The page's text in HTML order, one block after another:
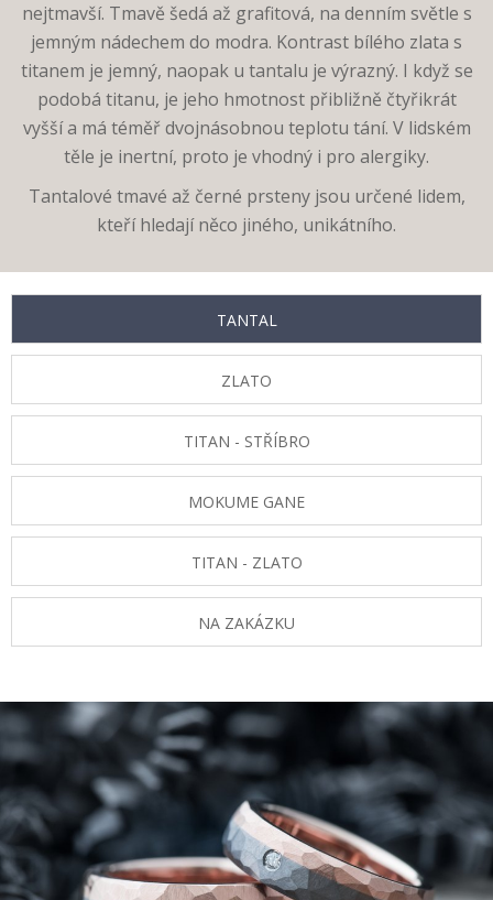
nejtmavší. Tmavě šedá až grafitová, na denním světle s
jemným nádechem do modra. Kontrast bílého zlata s
titanem je jemný, naopak u tantalu je výrazný. I když se
podobá titanu, je jeho hmotnost přibližně čtyřikrát
vyšší a má téměř dvojnásobnou teplotu tání. V lidském
těle je inertní, proto je vhodný i pro alergiky.
Tantalové tmavé až černé prsteny jsou určené lidem,
kteří hledají něco jiného, unikátního.
TANTAL
ZLATO
TITAN - STŘÍBRO
MOKUME GANE
TITAN - ZLATO
NA ZAKÁZKU